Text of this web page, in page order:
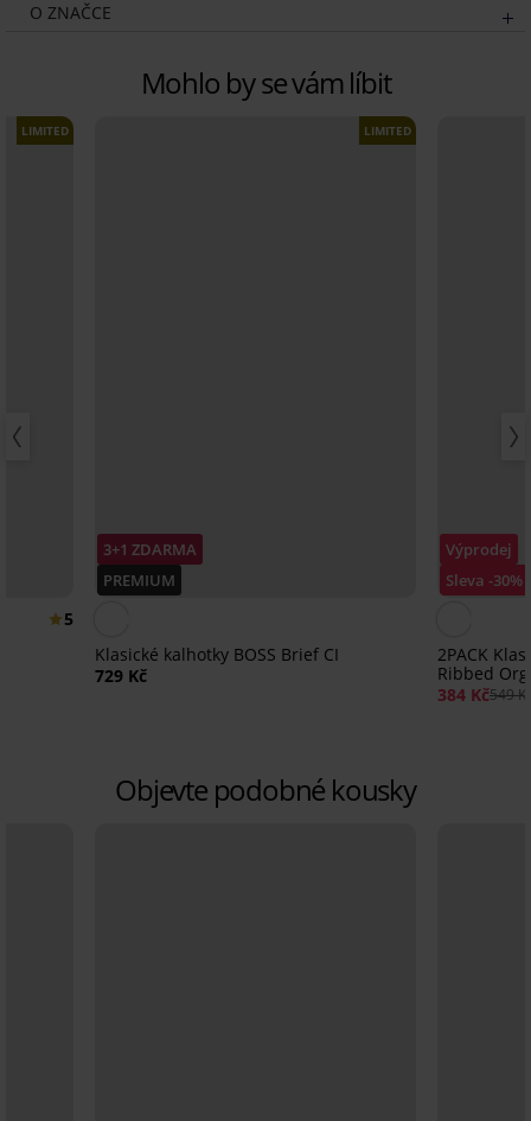
O ZNAČCE
Mohlo by se vám líbit
LIMITED
5
3+1 ZDARMA
PREMIUM
LIMITED
Klasické kalhotky BOSS Brief CI
729 Kč
Výprodej
Sleva -30%
2PACK
Ribbed
384 Kč549
Objevte podobné kousky